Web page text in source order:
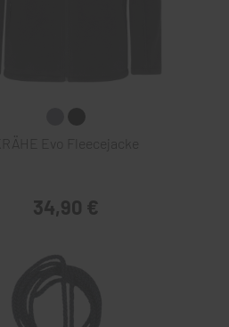
KRÄHE Evo Fleecejacke
34,90 €